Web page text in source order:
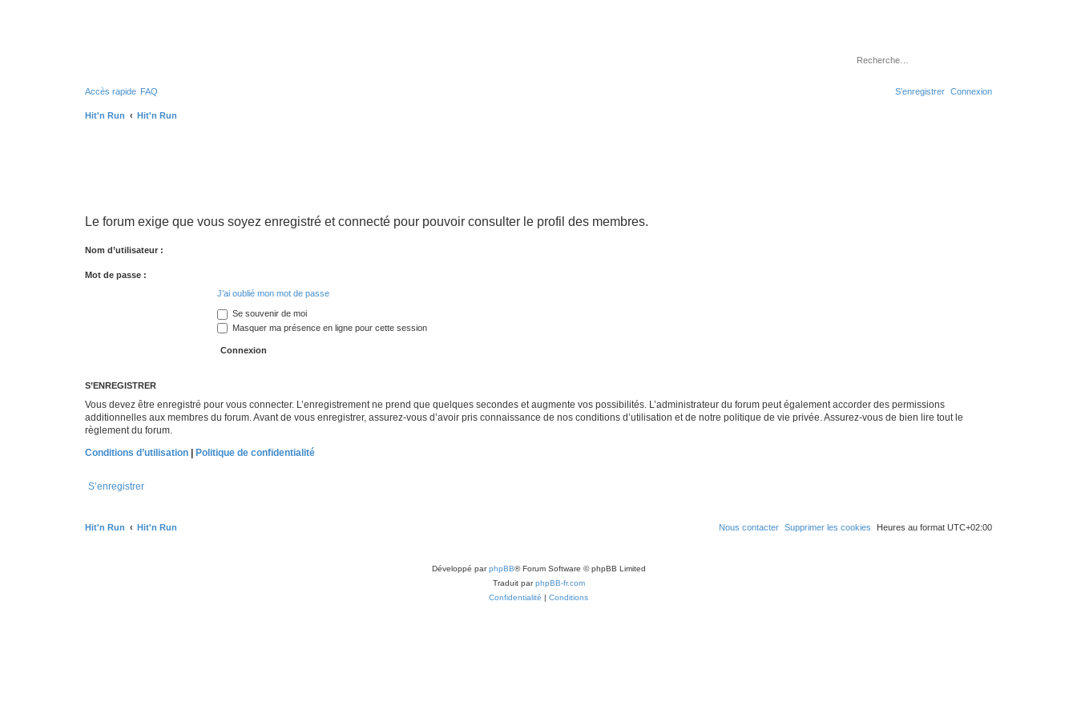
Accès rapide FAQ Connexion
S’enregistrer
Hit'n Run Hit'n Run
Le forum exige que vous soyez enregistré et connecté pour pouvoir consulter le profil des membres.
Nom d’utilisateur :
Mot de passe :
J’ai oublié mon mot de passe
Se souvenir de moi
Masquer ma présence en ligne pour cette session
S’ENREGISTRER
Vous devez être enregistré pour vous connecter. L’enregistrement ne prend que quelques secondes et augmente vos possibilités. L’administrateur du forum peut également accorder des permissions
additionnelles aux membres du forum. Avant de vous enregistrer, assurez-vous d’avoir pris connaissance de nos conditions d’utilisation et de notre politique de vie privée. Assurez-vous de bien lire tout le
règlement du forum.
Conditions d’utilisation | Politique de confidentialité
S’enregistrer
Hit'n Run Hit'n Run Heures au format UTC+02:00
Supprimer les cookies
Nous contacter
Développé parphpBB® Forum Software © phpBB Limited
Traduit parphpBB-fr.com
Confidentialité | Conditions